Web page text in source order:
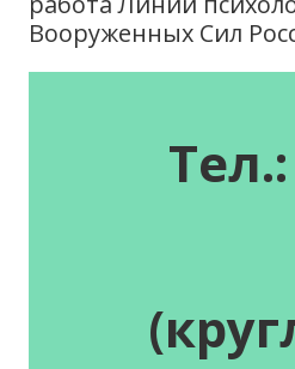
Вооруженных Сил